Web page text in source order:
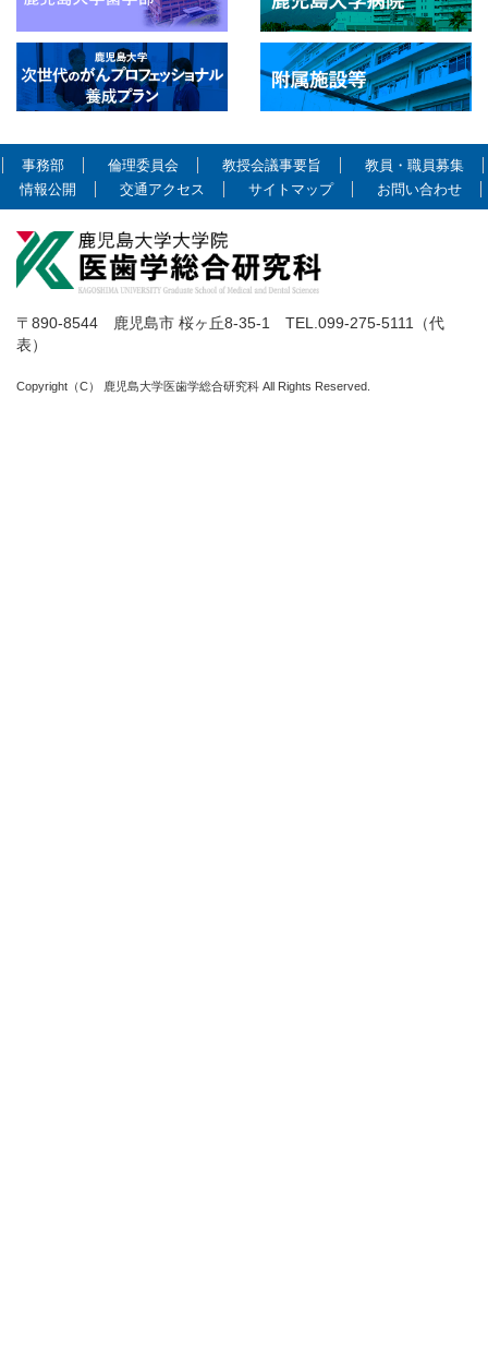
事務部 倫理委員会 教授会議事要旨
教員・職員募集
情報公開
交通アクセス サイトマップ お問い合わせ
〒890-8544 鹿児島市 桜ヶ丘8-35-1 TEL.099-275-5111（代
表）
Copyright（C） 鹿児島大学医歯学総合研究科 All Rights Reserved.